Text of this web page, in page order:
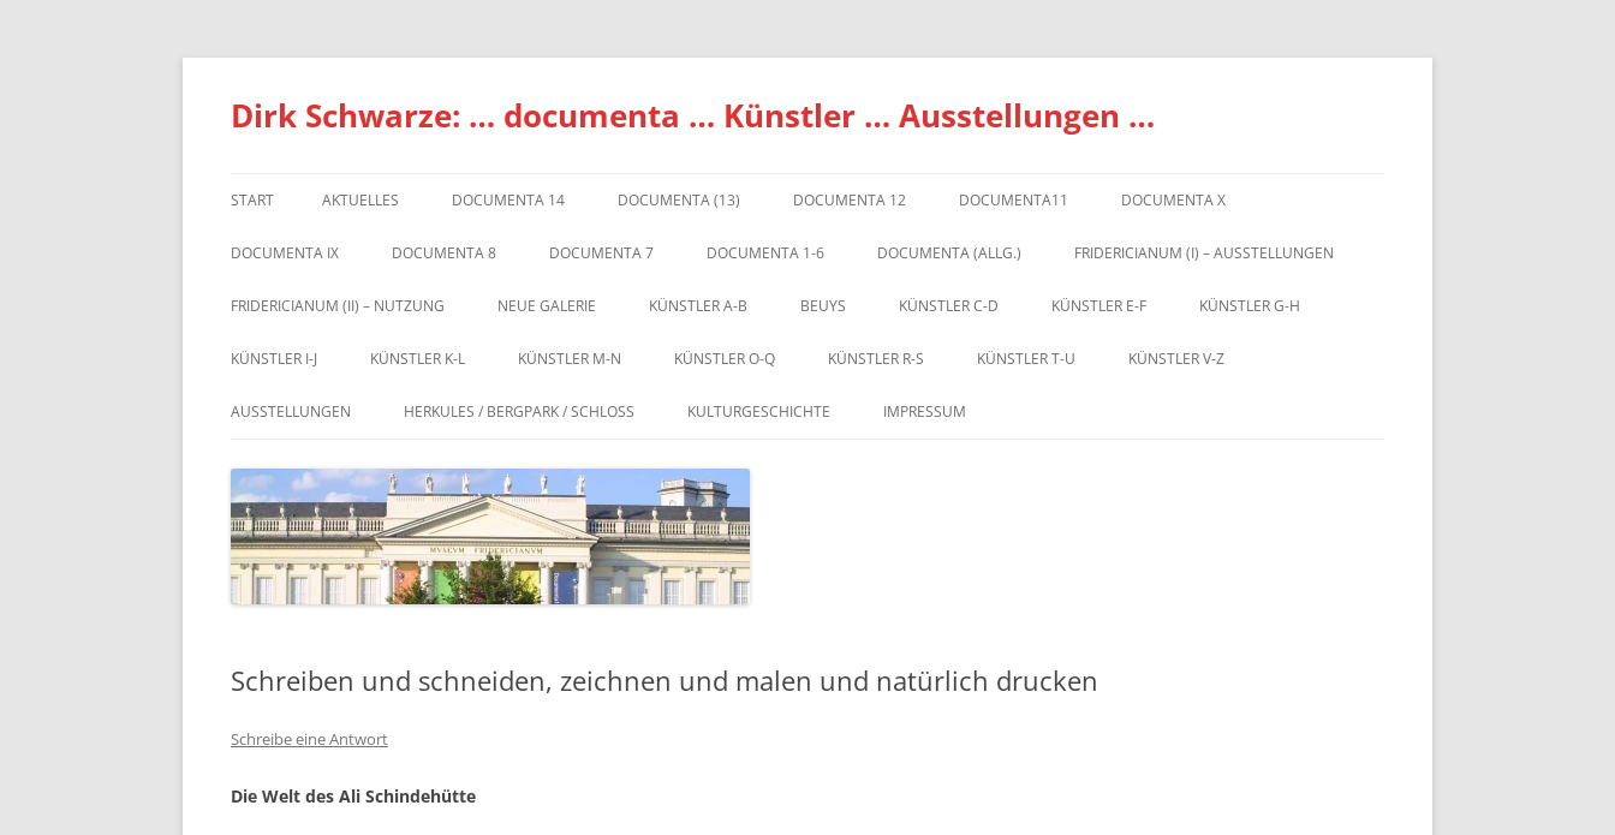
Zum
springen
Dirk Schwarze: … documenta … Künstler … Ausstellungen …
START AKTUELLES DOCUMENTA 14 DOCUMENTA (13) DOCUMENTA 12 DOCUMENTA11 DOCUMENTA X
DOCUMENTA IX DOCUMENTA 8 DOCUMENTA 7 DOCUMENTA 1-6 DOCUMENTA (ALLG.) FRIDERICIANUM (I) – AUSSTELLUNGEN
FRIDERICIANUM (II) – NUTZUNG NEUE GALERIE KÜNSTLER A-B BEUYS KÜNSTLER C-D KÜNSTLER E-F KÜNSTLER G-H
KÜNSTLER I-J KÜNSTLER K-L KÜNSTLER M-N KÜNSTLER O-Q KÜNSTLER R-S KÜNSTLER T-U KÜNSTLER V-Z
AUSSTELLUNGEN HERKULES / BERGPARK / SCHLOSS KULTURGESCHICHTE IMPRESSUM
Schreiben und schneiden, zeichnen und malen und natürlich drucken
Schreibe eine Antwort
Die Welt des Ali Schindehütte